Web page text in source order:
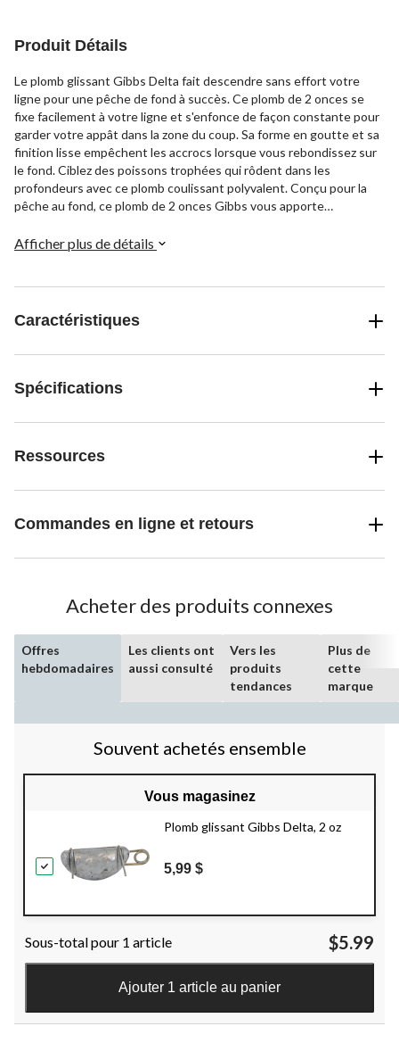
Produit Détails
Le plomb glissant Gibbs Delta fait descendre sans effort votre
ligne pour une pêche de fond à succès. Ce plomb de 2 onces se
fixe facilement à votre ligne et s'enfonce de façon constante pour
garder votre appât dans la zone du coup. Sa forme en goutte et sa
finition lisse empêchent les accrocs lorsque vous rebondissez sur
le fond. Ciblez des poissons trophées qui rôdent dans les
profondeurs avec ce plomb coulissant polyvalent. Conçu pour la
pêche au fond, ce plomb de 2 onces Gibbs vous apporte
accrocs, assurant une descente en douceur. Fixez-le facilement à
Afficher plus de détails
Caractéristiques
Spécifications
Ressources
Commandes en ligne et retours
Acheter des produits connexes
Offres
hebdomadaires
Les clients ont
aussi consulté
Vers les
produits
tendances
Plus de
cette
marque
Souvent achetés ensemble
Vous magasinez
Plomb glissant Gibbs Delta, 2 oz
5,99 $
Sous-total pour 1 article $5.99
Ajouter 1 article au panier